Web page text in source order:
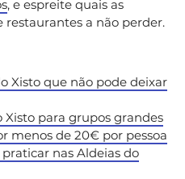
, e espreite quais as
restaurantes a não perder.
Xisto que não pode deixar
Xisto para grupos grandes
menos de 20€ por pessoa
nas Aldeias do